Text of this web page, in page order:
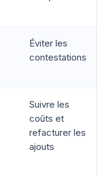
Éviter les
contestations
Suivre les
coûts et
refacturer les
ajouts